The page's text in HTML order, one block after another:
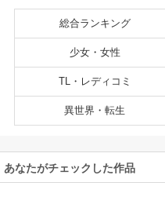
総合ランキング
少女・女性
TL・レディコミ
異世界・転生
あなたがチェックした作品